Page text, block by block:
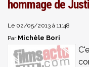
hommage de
Le 02/05/2013 à 11:48
Par Michèle Bori